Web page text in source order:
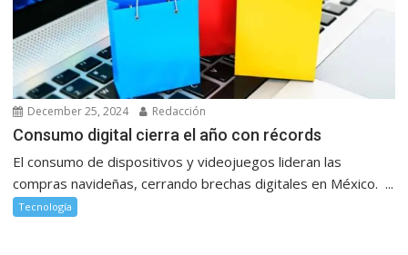
December 25, 2024 Redacción
Consumo digital cierra el año con récords
El consumo de dispositivos y videojuegos lideran las
compras navideñas, cerrando brechas digitales en México. ...
Tecnología